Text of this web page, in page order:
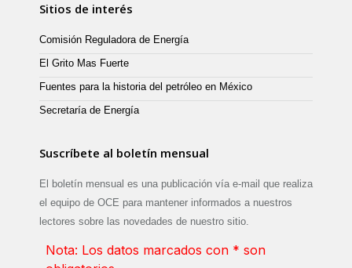
Sitios de interés
Comisión Reguladora de Energía
El Grito Mas Fuerte
Fuentes para la historia del petróleo en México
Secretaría de Energía
Suscríbete al boletín mensual
El boletín mensual es una publicación vía e-mail que realiza
el equipo de OCE para mantener informados a nuestros
lectores sobre las novedades de nuestro sitio.